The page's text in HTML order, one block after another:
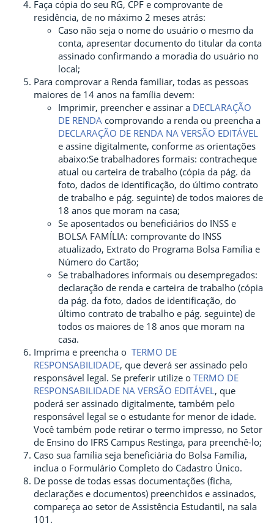
Faça cópia do seu RG, CPF e comprovante de
residência, de no máximo 2 meses atrás:
Caso não seja o nome do usuário o mesmo da
conta, apresentar documento do titular da conta
assinado confirmando a moradia do usuário no
local;
Para comprovar a Renda familiar, todas as pessoas
maiores de 14 anos na família devem:
Imprimir, preencher e assinar a DECLARAÇÃO
DE RENDA comprovando a renda ou preencha a
DECLARAÇÃO DE RENDA NA VERSÃO EDITÁVEL
e assine digitalmente, conforme as orientações
abaixo:Se trabalhadores formais: contracheque
atual ou carteira de trabalho (cópia da pág. da
foto, dados de identificação, do último contrato
de trabalho e pág. seguinte) de todos maiores de
18 anos que moram na casa;
Se aposentados ou beneficiários do INSS e
BOLSA FAMÍLIA: comprovante do INSS
atualizado, Extrato do Programa Bolsa Família e
Número do Cartão;
Se trabalhadores informais ou desempregados:
declaração de renda e carteira de trabalho (cópia
da pág. da foto, dados de identificação, do
último contrato de trabalho e pág. seguinte) de
todos os maiores de 18 anos que moram na
casa.
Imprima e preencha o TERMO DE
RESPONSABILIDADE, que deverá ser assinado pelo
responsável legal. Se preferir utilize o TERMO DE
RESPONSABILIDADE NA VERSÃO EDITÁVEL, que
poderá ser assinado digitalmente, também pelo
responsável legal se o estudante for menor de idade.
Você também pode retirar o termo impresso, no Setor
de Ensino do IFRS Campus Restinga, para preenchê-lo;
Caso sua família seja beneficiária do Bolsa Família,
inclua o Formulário Completo do Cadastro Único.
De posse de todas essas documentações (ficha,
declarações e documentos) preenchidos e assinados,
compareça ao setor de Assistência Estudantil, na sala
101.